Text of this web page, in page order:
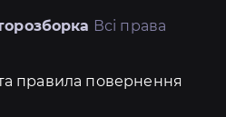
Всі права
правила повернення